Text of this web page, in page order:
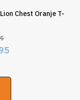
Chest Oranje T-
Huidige
is: